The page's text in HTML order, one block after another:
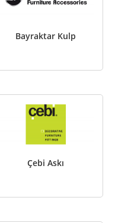
Bayraktar Kulp
Çebi Askı